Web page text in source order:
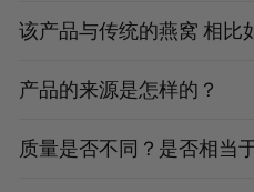
该产品与传统的燕窝 相比
产品的来源是怎样的？
质量是否不同？是否相当